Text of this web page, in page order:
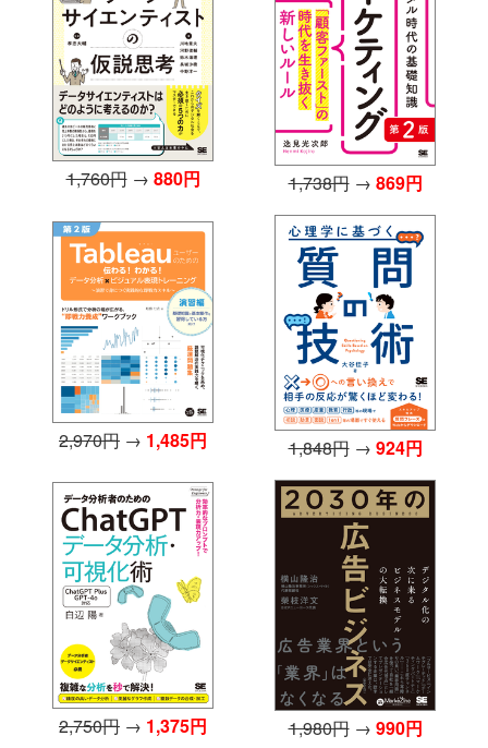
1,760円→ 880円 1,738円→ 869円
2,970円 → 1,485円 1,848円→ 924円
2,750円 → 1,375円 1,980円→ 990円